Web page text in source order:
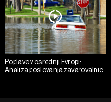
Poplave v osrednji Evropi:
Analiza poslovanja zavarovalnic